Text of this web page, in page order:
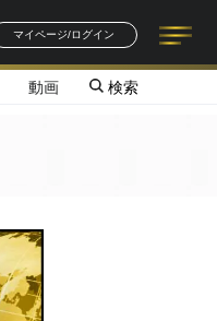
マイページ/ログイン
記事一覧
著者一覧
動画 検索